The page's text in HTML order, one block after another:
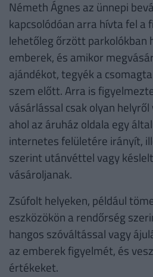
Németh Ágnes az ünnepi
kapcsolódóan arra hívta fel a
lehetőleg őrzött parkolókban
emberek, és amikor
ajándékot, tegyék a
szem előtt. Arra is
vásárlással csak olyan
ahol az áruház oldala egy
internetes felületére irányít,
szerint utánvéttel vagy
vásároljanak.
Zsúfolt helyeken, például
eszközökön a rendőrség
hangos szóváltással vagy
az emberek figyelmét, és
értékeket.